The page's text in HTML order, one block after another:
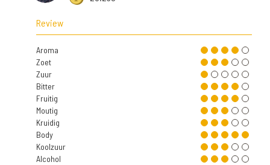
Review
Aroma
Zoet
Zuur
Bitter
Fruitig
Moutig
Kruidig
Body
Koolzuur
Alcohol